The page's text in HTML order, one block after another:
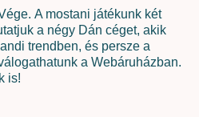
A mostani játékunk két
a négy Dán céget, akik
trendben, és persze a
a Webáruházban.
is!